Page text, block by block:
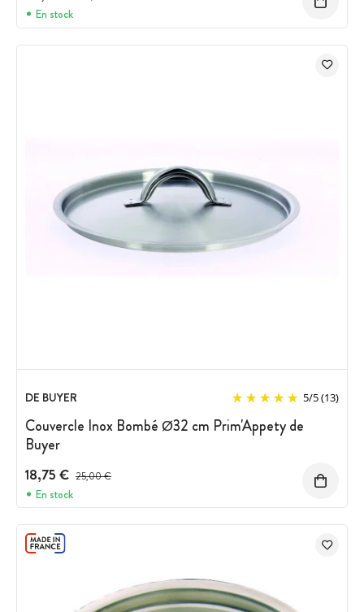
En stock
DE BUYER 5/5(13)
Couvercle Inox Bombé Ø32 cm Prim'Appety de
Buyer
18,75 € Prix avant réduction :
25,00 €
En stock